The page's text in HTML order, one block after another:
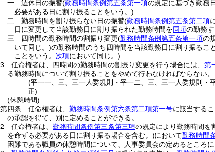
一
週休日の振替(勤務時間条例第五条第一項の規定に基づき勤務
必要がある日に割り振ることをいう。)
二
勤務時間を割り振らない日の振替(勤務時間条例第五条第二項
日に変更して当該勤務日に割り振られた勤務時間を同項の勤務
三
四時間の勤務時間の割振り変更(勤務時間条例第五条第一項の
いて同じ。)の勤務時間のうち四時間を当該勤務日に割り振るこ
ことをいう。 次項において同じ。)
3
任命権者は、四時間の勤務時間の割振り変更を行う場合には、 第
る勤務時間について割り振ることをやめて行わなければならない。
(平一一、三、三一人委規則・平一二、三、三一人委規則・
正)
(休憩時間)
第四条
任命権者は、 勤務時間条例第六条第二項第一号に該当する
の承認を得て、別に定めることができる。
2
任命権者は、 勤務時間条例第三条第三項の規定により勤務時間を
を命ずる必要がある日に割り振る場合を含む。)において勤務時間
困難である職員の休憩時間について、人事委員会の定めるところ